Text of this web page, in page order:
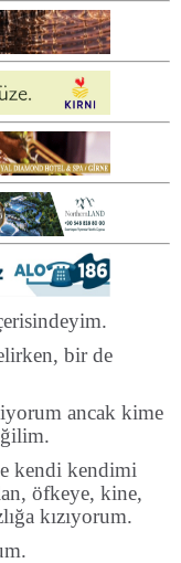
bir de
ancak kime
kendi kendimi
öfkeye, kine,
kızıyorum.